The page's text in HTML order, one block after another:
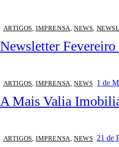
ARTIGOS IMPRENSA NEWS
Newsletter Fevereiro
ARTIGOS IMPRENSA NEWS 1 de
A Mais Valia
ARTIGOS IMPRENSA NEWS 21 de